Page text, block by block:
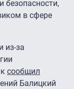
безопасности,
в сфере
из-за
сообщил
Балицкий